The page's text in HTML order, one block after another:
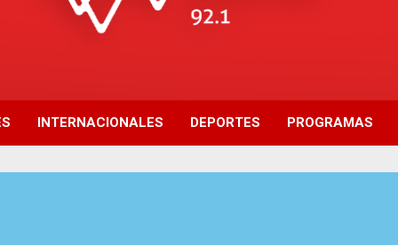
INTERNACIONALES DEPORTES PROGRAMAS